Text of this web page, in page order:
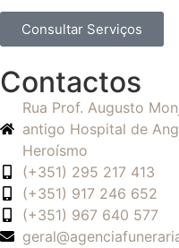
Consultar Serviços
Contactos
Rua Prof. Augusto
antigo Hospital de
Heroísmo
(+351) 295 217 413
(+351) 917 246 652
(+351) 967 640 577